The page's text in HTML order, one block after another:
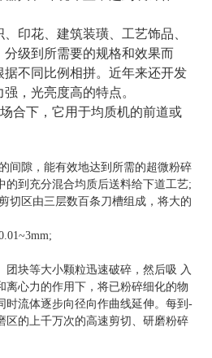
印花、建筑装璜、工艺饰品、
级到所需要的规格和效果而
不同比例相拼。近年来还开发
，光亮度高的特点。
合下，它用于均质机的前道或
间隙，能有效地达到所需的超微粉碎
到充分混合均质后送料给下道工艺;
切区由三层数百条刀槽组成，将大的
块等大小颗粒迅速破碎，然后吸 入
心力的作用下，将已粉碎细化的物
时流体逐步向径向作曲线延伸。每到-
区的上千万次的高速剪切、研磨粉碎